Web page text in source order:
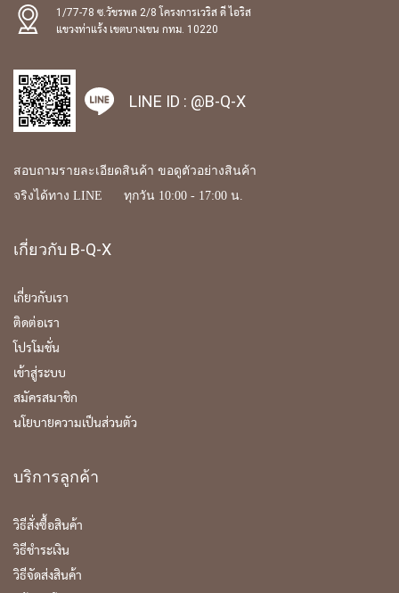
1/77-78 ซ.วัชรพล 2/8 โครงการเวริส ดี ไอริส
แขวงท่าแร้ง เขตบางเขน กทม. 10220
LINE ID : @B-Q-X
สอบถามรายละเอียดสินค้า ขอดูตัวอย่างสินค้า
จริงได้ทาง LINE ทุกวัน 10:00 - 17:00 น.
เกี่ยวกับ B-Q-X
เกี่ยวกับเรา
ติดต่อเรา
โปรโมชั่น
เข้าสู่ระบบ
สมัครสมาชิก
นโยบายความเป็นส่วนตัว
บริการลูกค้า
วิธีสั่งซื้อสินค้า
วิธีชำระเงิน
วิธีจัดส่งสินค้า